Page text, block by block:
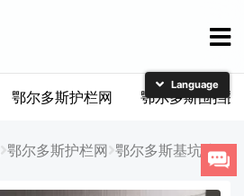
鄂尔多斯护栏网 鄂尔多斯围挡
鄂尔多斯护栏网 鄂尔多斯基坑护栏
简体中文
日本語